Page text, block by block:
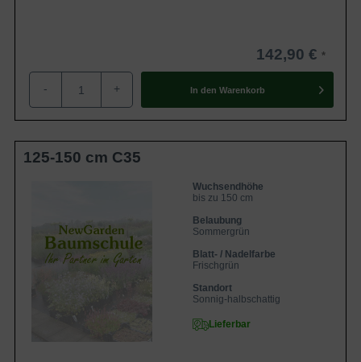
142,90 €
- + In den Warenkorb
125-150 cm C35
Wuchsendhöhe
bis zu 150 cm
Belaubung
Sommergrün
Blatt- / Nadelfarbe
Frischgrün
Standort
Sonnig-halbschattig
Lieferbar